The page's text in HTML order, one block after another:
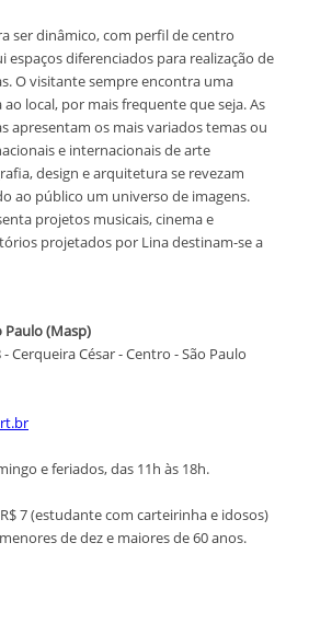
ser dinâmico, com perfil de centro
espaços diferenciados para realização de
O visitante sempre encontra uma
local, por mais frequente que seja. As
apresentam os mais variados temas ou
e internacionais de arte
design e arquitetura se revezam
ao público um universo de imagens.
projetos musicais, cinema e
projetados por Lina destinam-se a
Paulo (Masp)
Cerqueira César - Centro - São Paulo
e feriados, das 11h às 18h.
7 (estudante com carteirinha e idosos)
de dez e maiores de 60 anos.